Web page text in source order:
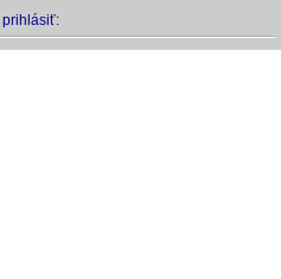
prihlásiť: